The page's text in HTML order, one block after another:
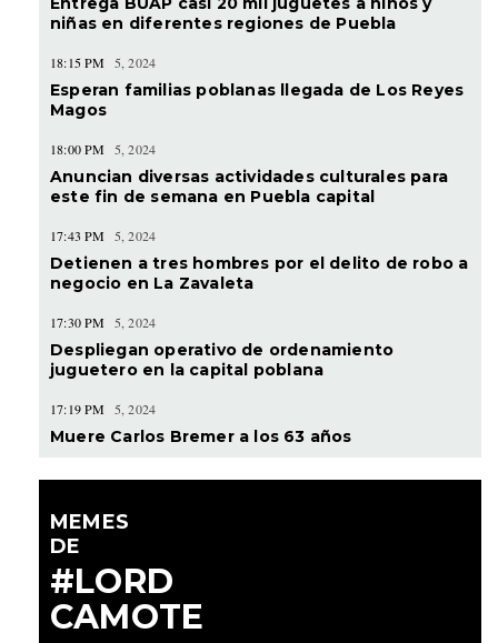
niñas en diferentes regiones de Puebla
18:15 PM 5, 2024
Esperan familias poblanas llegada de Los Reyes
Magos
18:00 PM 5, 2024
Anuncian diversas actividades culturales para
este fin de semana en Puebla capital
17:43 PM 5, 2024
Detienen a tres hombres por el delito de robo a
negocio en La Zavaleta
17:30 PM 5, 2024
Despliegan operativo de ordenamiento
juguetero en la capital poblana
17:19 PM 5, 2024
Muere Carlos Bremer a los 63 años
MEMES
DE
#LORD
CAMOTE